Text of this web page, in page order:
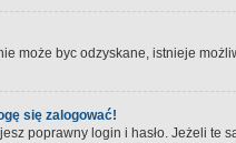
może byc odzyskane, istnieje
się zalogować!
poprawny login i hasło. Jeżeli te